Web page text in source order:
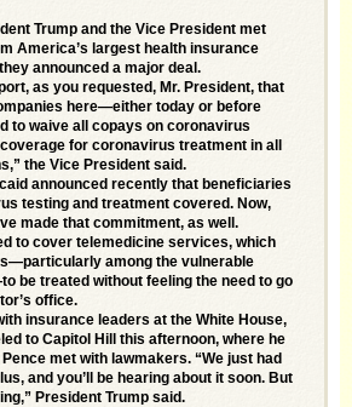
Trump and the Vice President met
America’s largest health insurance
announced a major deal.
as you requested, Mr. President, that
here—either today or before
to waive all copays on coronavirus
for coronavirus treatment in all
the Vice President said.
announced recently that beneficiaries
testing and treatment covered. Now,
made that commitment, as well.
to cover telemedicine services, which
among the vulnerable
be treated without feeling the need to go
office.
insurance leaders at the White House,
to Capitol Hill this afternoon, where he
met with lawmakers. “We just had
and you’ll be hearing about it soon. But
President Trump said.